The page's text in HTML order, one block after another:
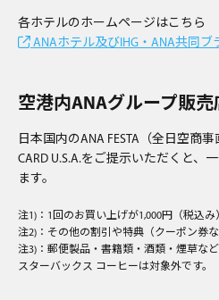
各ホテルのホームページはこちら
ANAホテル及びIHG・ANA共同
空港内ANAグループ販売
日本国内のANA FESTA（全日空商
CARD U.S.A.をご提示いただくと、
ます。
注1)：1回のお買い上げが1,000円（税込み
注2)：その他の割引や特典（クーポン券
注3)：郵便製品・書籍類・酒類・煙草など
スターバックス コーヒーは対象外です。